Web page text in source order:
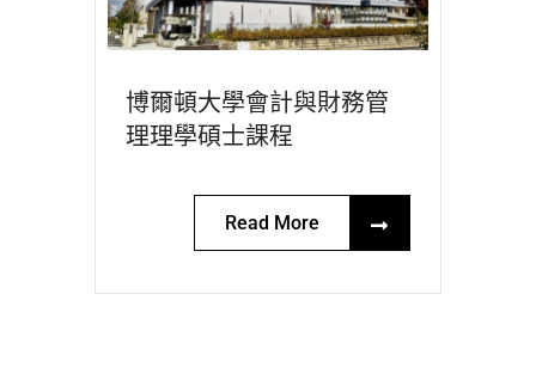
博爾頓大學會計與財務管
理理學碩士課程
Read More